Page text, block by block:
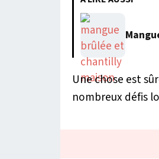
Une chose est
nombreux défis